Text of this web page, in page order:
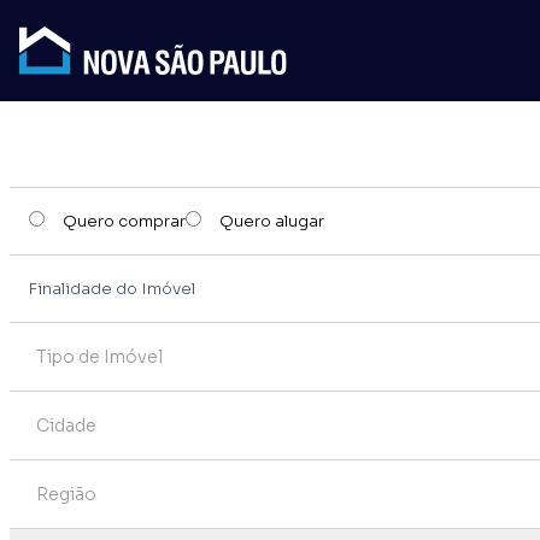
Quero comprar Quero alugar
Tipo de Imóvel
Cidade
Região